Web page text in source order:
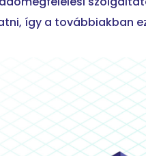
így a továbbiakban